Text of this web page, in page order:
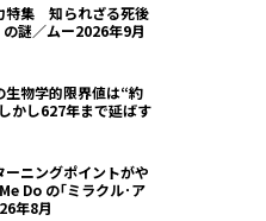
特集 知られざる死後
謎／ムー2026年9月
生物学的限界値は“約
かし627年まで延ばす
ーニングポイントがや
Do の｢ミラクル･ア
年8月